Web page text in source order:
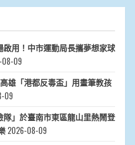
用！中市運動局長攜夢想家球
09
雄「港都反毒盃」用畫筆教孩
09
」於臺南市東區龍山里熱鬧登
2026-08-09